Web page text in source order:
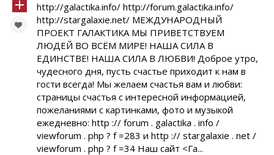
http://galactika.info/ http://forum.galactika.info/
http://stargalaxie.net/ МЕЖДУНАРОДНЫЙ
ПРОЕКТ ГАЛАКТИКА МЫ ПРИВЕТСТВУЕМ
ЛЮДЕЙ ВО ВСЁМ МИРЕ! НАША СИЛА В
ЕДИНСТВЕ! НАША СИЛА В ЛЮБВИ! Доброе утро,
чудесного дня, пусть счастье приходит к нам в
гости всегда! Мы желаем счастья вам и любви:
страницы счастья с интересной информацией,
пожеланиями с картинками, фото и музыкой
ежедневно: http :// forum . galactika . info /
viewforum . php ? f =283 и http :// stargalaxie . net /
viewforum . php ? f =34 Наш сайт <Га...